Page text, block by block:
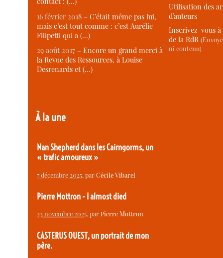
16 février 2018 –C’était même pas lui,
mais c’est tout comme : c’est Aurélie
Filipetti qui a (…)
29 août 2017 –Encore un grand merci à
la Revue des Ressources, à Louise
Desrenards et (…)
À la une
Nan Shepherd dans les Cairngorms, un
« trafic amoureux »
7 décembre 2025, parCécile Vibarel
Pierre Mottron - I almost died
23 novembre 2025, parPierre Mottron
CASTERUS OUEST, un portrait de mon
père.
Utilisation des
d’auteurs
Inscrivez-vous
de la RdR
ni contenu)